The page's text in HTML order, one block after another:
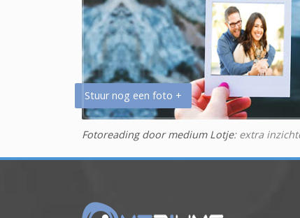
Stuur nog een foto +
Fotoreading door medium Lotje: extra